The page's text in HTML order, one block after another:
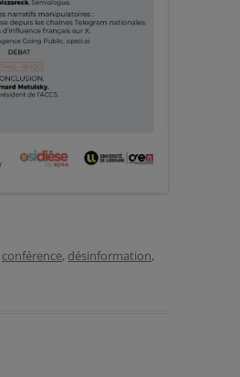
conférence, désinformation,